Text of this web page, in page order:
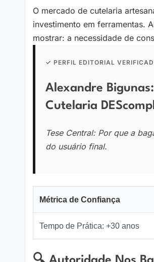
O mercado de cutelaria
investimento em ferramentas.
mostrar: a necessidade de
✓ PERFIL EDITORIAL
Alexandre
Cutelaria
Tese Central: Por que a
do usuário final.
Métrica de Confiança
Tempo de Prática: +30 anos